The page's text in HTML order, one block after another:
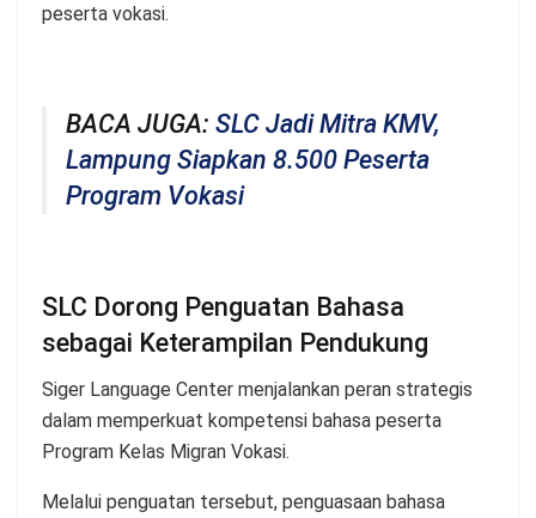
peserta vokasi.
BACA JUGA: SLC Jadi Mitra KMV,
Lampung Siapkan 8.500 Peserta
Program Vokasi
SLC Dorong Penguatan Bahasa
sebagai Keterampilan Pendukung
Siger Language Center menjalankan peran strategis
dalam memperkuat kompetensi bahasa peserta
Program Kelas Migran Vokasi.
Melalui penguatan tersebut, penguasaan bahasa